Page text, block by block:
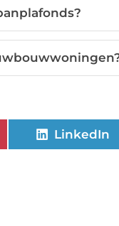
LinkedIn